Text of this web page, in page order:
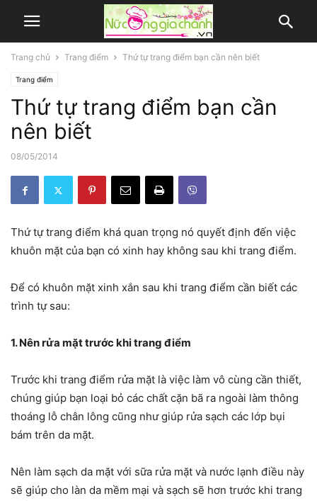
Trang chủ Trang điểm Thứ tự trang điểm bạn cần nên biết
Trang điểm
Thứ tự trang điểm bạn cần
nên biết
08/05/2014
Thứ tự trang điểm khá quan trọng nó quyết định đến việc
khuôn mặt của bạn có xinh hay không sau khi trang điểm.
Để có khuôn mặt xinh xắn sau khi trang điểm cần biết các
trình tự sau:
1. Nên rửa mặt trước khi trang điểm
Trước khi trang điểm rửa mặt là việc làm vô cùng cần thiết,
chúng giúp bạn loại bỏ các chất cặn bã ra ngoài làm thông
thoáng lỗ chân lông cũng như giúp rửa sạch các lớp bụi
bám trên da mặt.
Nên làm sạch da mặt với sữa rửa mặt và nước lạnh điều này
sẽ giúp cho làn da mềm mại và sạch sẽ hơn trước khi trang